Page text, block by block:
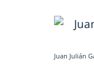
Juan Julián